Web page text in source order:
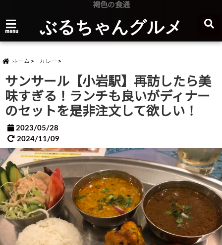
褐色の食通
menu ぶるちゃんグルメ
ホーム カレー
サンサール【小岩駅】再訪したら美
味すぎる！ランチも良いがディナー
のセットを是非注文して欲しい！
2023/05/28
2024/11/09